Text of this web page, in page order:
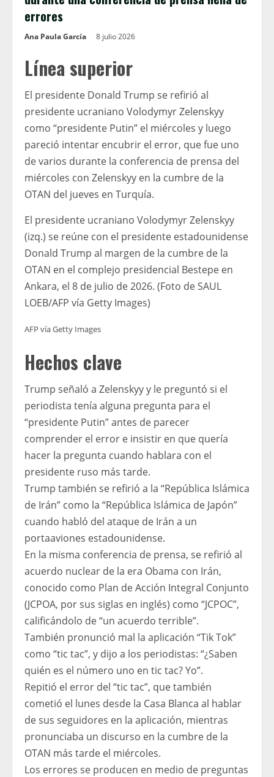
errores
Ana Paula García 8 julio 2026
Línea superior
El presidente Donald Trump se refirió al
presidente ucraniano Volodymyr Zelenskyy
como “presidente Putin” el miércoles y luego
pareció intentar encubrir el error, que fue uno
de varios durante la conferencia de prensa del
miércoles con Zelenskyy en la cumbre de la
OTAN del jueves en Turquía.
El presidente ucraniano Volodymyr Zelenskyy
(izq.) se reúne con el presidente estadounidense
Donald Trump al margen de la cumbre de la
OTAN en el complejo presidencial Bestepe en
Ankara, el 8 de julio de 2026. (Foto de SAUL
LOEB/AFP vía Getty Images)
AFP vía Getty Images
Hechos clave
Trump señaló a Zelenskyy y le preguntó si el
periodista tenía alguna pregunta para el
“presidente Putin” antes de parecer
comprender el error e insistir en que quería
hacer la pregunta cuando hablara con el
presidente ruso más tarde.
Trump también se refirió a la “República Islámica
de Irán” como la “República Islámica de Japón”
cuando habló del ataque de Irán a un
portaaviones estadounidense.
En la misma conferencia de prensa, se refirió al
acuerdo nuclear de la era Obama con Irán,
conocido como Plan de Acción Integral Conjunto
(JCPOA, por sus siglas en inglés) como “JCPOC”,
calificándolo de “un acuerdo terrible”.
También pronunció mal la aplicación “Tik Tok”
como “tic tac”, y dijo a los periodistas: “¿Saben
quién es el número uno en tic tac? Yo”.
Repitió el error del “tic tac”, que también
cometió el lunes desde la Casa Blanca al hablar
de sus seguidores en la aplicación, mientras
pronunciaba un discurso en la cumbre de la
OTAN más tarde el miércoles.
Los errores se producen en medio de preguntas